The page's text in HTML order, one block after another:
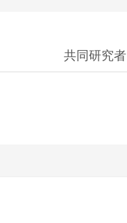
共同研究者